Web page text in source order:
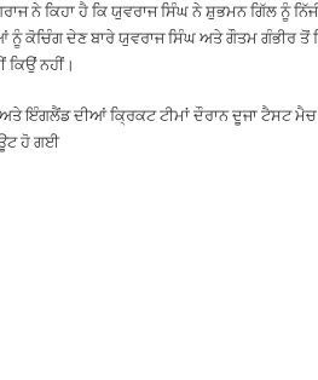
ਨੇ ਕਿਹਾ ਹੈ ਕਿ ਯੁਵਰਾਜ ਸਿੰਘ ਨੇ ਸ਼ੁਭਮਨ ਗਿੱਲ ਨੂੰ
ਨੂੰ ਕੋਚਿੰਗ ਦੇਣ ਬਾਰੇ ਯੁਵਰਾਜ ਸਿੰਘ ਅਤੇ ਗੌਤਮ ਗੰਭੀਰ ਤੋਂ
ਕਿਉਂ ਨਹੀਂ।
ਇੰਗਲੈਂਡ ਦੀਆਂ ਕ੍ਰਿਕਟ ਟੀਮਾਂ ਦੌਰਾਨ ਦੂਜਾ ਟੈਸਟ
ਹੋ ਗਈ